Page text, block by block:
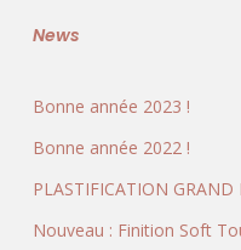
News
Bonne année 2023 !
Bonne année 2022 !
PLASTIFICATION GRAND
Nouveau : Finition Soft